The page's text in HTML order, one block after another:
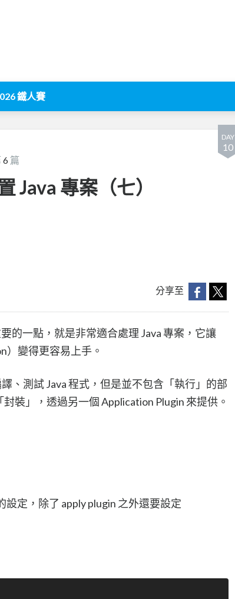
鐵人賽
DAY
10
6 篇
Java 專案（七）
分享至
的一點，就是非常適合處理 Java 專案，它讓
）變得更容易上手。
、測試 Java 程式，但是並不包含「執行」的部
裝」，透過另一個 Application Plugin 來提供。
設定，除了 apply plugin 之外還要設定